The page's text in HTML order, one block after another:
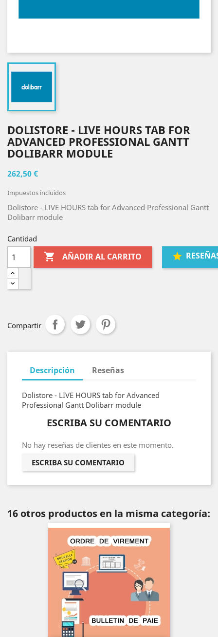
DOLISTORE - LIVE HOURS TAB FOR
ADVANCED PROFESSIONAL GANTT
DOLIBARR MODULE
262,50 €
Impuestos incluidos
Dolistore - LIVE HOURS tab for Advanced Professional Gantt
Dolibarr module
Cantidad
 AÑADIR AL CARRITO
Compartir
Descripción Reseñas
Dolistore - LIVE HOURS tab for Advanced
Professional Gantt Dolibarr module
ESCRIBA SU COMENTARIO
No hay reseñas de clientes en este momento.
ESCRIBA SU COMENTARIO
16 otros productos en la misma categoría: